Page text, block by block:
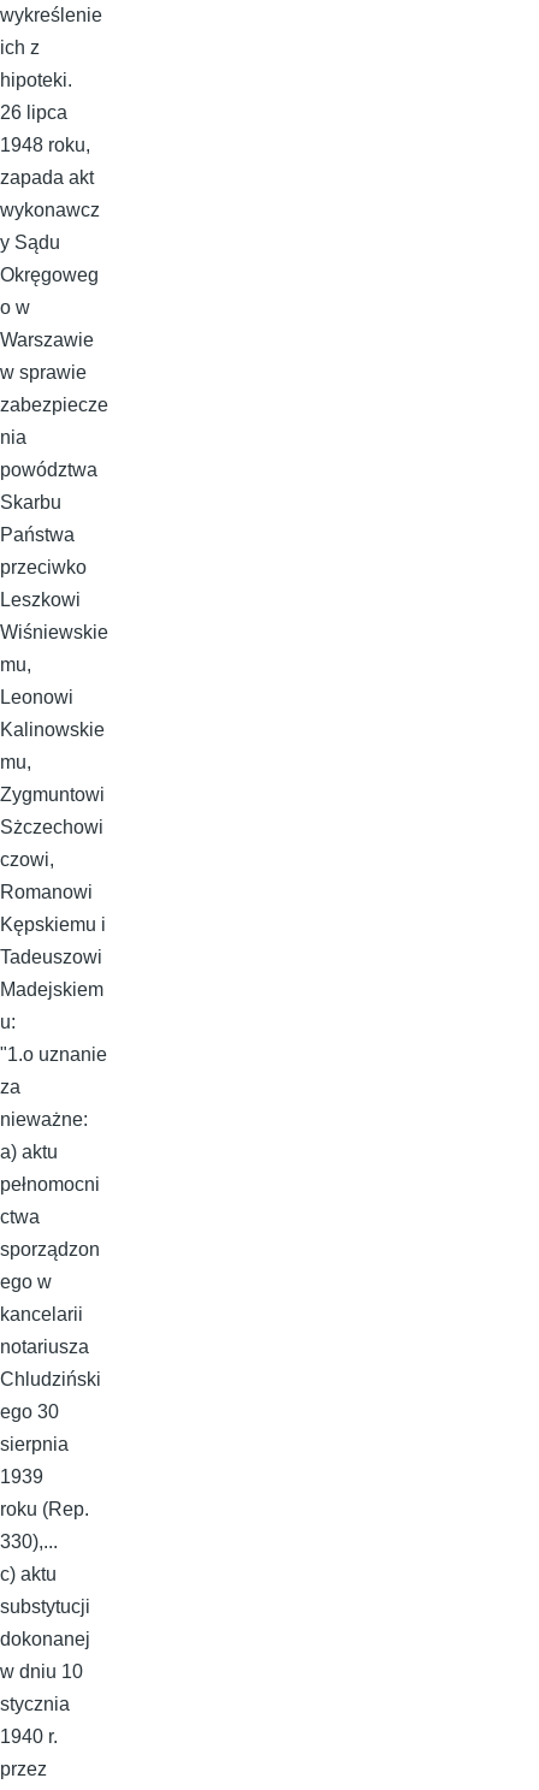
wykreślenie
ich z
hipoteki.
26 lipca
1948 roku,
zapada akt
wykonawcz
y Sądu
Okręgoweg
o w
Warszawie
w sprawie
zabezpiecze
nia
powództwa
Skarbu
Państwa
przeciwko
Leszkowi
Wiśniewskie
mu,
Leonowi
Kalinowskie
mu,
Zygmuntowi
Sżczechowi
czowi,
Romanowi
Kępskiemu i
Tadeuszowi
Madejskiem
u:
"1.o uznanie
za
nieważne:
a) aktu
pełnomocni
ctwa
sporządzon
ego w
kancelarii
notariusza
Chludziński
ego 30
sierpnia
1939
roku (Rep.
330),...
c) aktu
substytucji
dokonanej
w dniu 10
stycznia
1940 r.
przez